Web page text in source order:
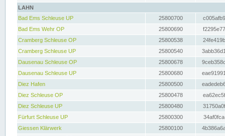
LAHN
Bad Ems Schleuse UP
25800700
Bad Ems Wehr OP
25800690
Cramberg Schleuse OP
25800538
Cramberg Schleuse UP
25800540
Dausenau Schleuse OP
25800678
Dausenau Schleuse UP
25800680
Diez Hafen
25800500
Diez Schleuse OP
25800478
Diez Schleuse UP
25800480
Fürfurt Schleuse UP
25800300
Giessen Klärwerk
25800100